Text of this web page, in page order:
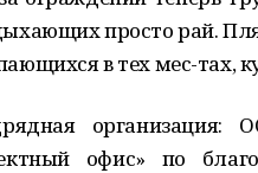
просто рай.
в тех мес-тах,
организация:
офис» по благо